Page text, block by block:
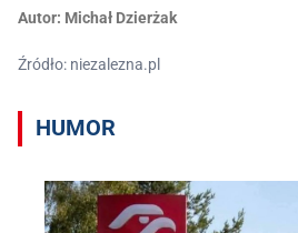
Autor: Michał Dzierżak
Źródło: niezalezna.pl
HUMOR